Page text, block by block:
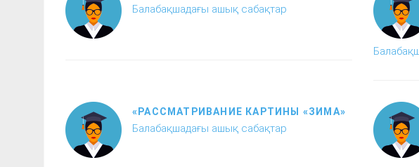
Балабақшадағы ашық сабақтар
«РАССМАТРИВАНИЕ КАРТИНЫ «ЗИМА»
Балабақшадағы ашық сабақтар